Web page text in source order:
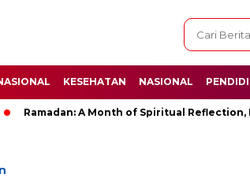
KESEHATAN NASIONAL
Ramadan: A Month of Spiritual Reflection,